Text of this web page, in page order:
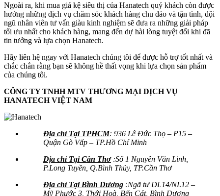
Ngoài ra, khi mua giá kệ siêu thị của Hanatech quý khách còn được
hưởng những dịch vụ chăm sóc khách hàng chu đáo và tận tình, đội
ngũ nhân viên tư vấn giàu kinh nghiệm sẽ đưa ra những giải pháp
tối ưu nhất cho khách hàng, mang đến dự hài lòng tuyệt đối khi đã
tin tưởng và lựa chọn Hanatech.
Hãy liên hệ ngay với Hanatech chúng tôi để được hỗ trợ tốt nhất và
chắc chắn rằng bạn sẽ không hề thất vọng khi lựa chọn sản phẩm
của chúng tôi.
CÔNG TY TNHH MTV THƯƠNG MẠI DỊCH VỤ
HANATECH VIỆT NAM
Địa chỉ Tại TPHCM: 936 Lê Đức Thọ – P15 –
Quận Gò Vấp – TP.Hồ Chí Minh
Địa chỉ Tại Cần Thơ:Số 1 Nguyễn Văn Linh,
P.Long Tuyền, Q.Bình Thủy, TP.Cần Thơ
Địa chỉ Tại Bình Dương :Ngã tư DL14/NL12 –
Mỹ Phước 3, Thới Hoà, Bến Cát, Bình Dương